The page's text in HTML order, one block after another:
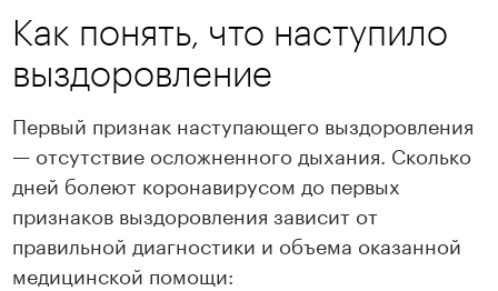
Как понять, что наступило
выздоровление
Первый признак наступающего выздоровления
— отсутствие осложненного дыхания. Сколько
дней болеют коронавирусом до первых
признаков выздоровления зависит от
правильной диагностики и объема оказанной
медицинской помощи: